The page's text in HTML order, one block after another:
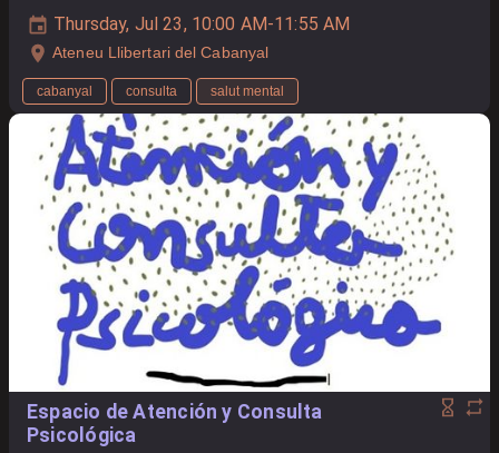
Thursday, Jul 23, 10:00 AM-11:55 AM
Ateneu Llibertari del Cabanyal
cabanyal consulta salut mental
Espacio de Atención y Consulta
Psicológica